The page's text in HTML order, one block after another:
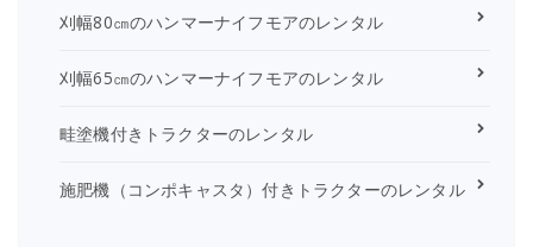
刈幅80㎝のハンマーナイフモアのレンタル
刈幅65㎝のハンマーナイフモアのレンタル
畦塗機付きトラクターのレンタル
施肥機（コンポキャスタ）付きトラクターのレンタル